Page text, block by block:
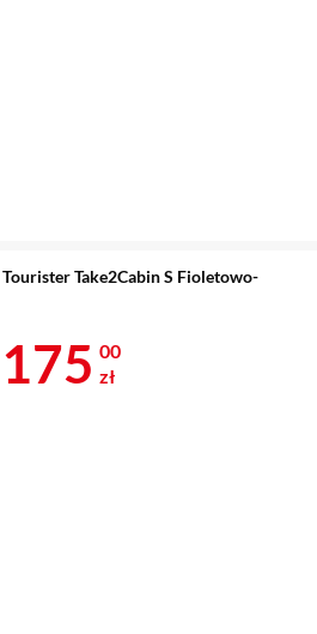
Take2Cabin S Fioletowo-
Cena 175 zł
175 00
zł